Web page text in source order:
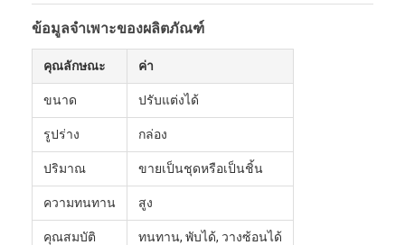
ข้อมูลจำเพาะของผลิตภัณฑ์
คุณลักษณะ ค่า
ขนาด ปรับแต่งได้
รูปร่าง กล่อง
ปริมาณ ขายเป็นชุดหรือเป็นชิ้น
ความทนทาน สูง
คุณสมบัติ ทนทาน, พับได้, วางซ้อนได้